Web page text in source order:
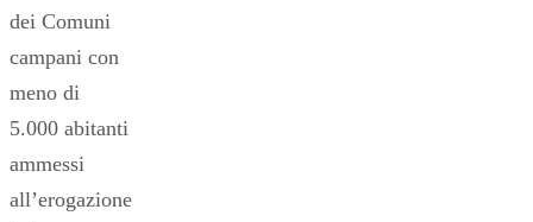
dei Comuni
campani con
meno di
5.000 abitanti
ammessi
all’erogazione